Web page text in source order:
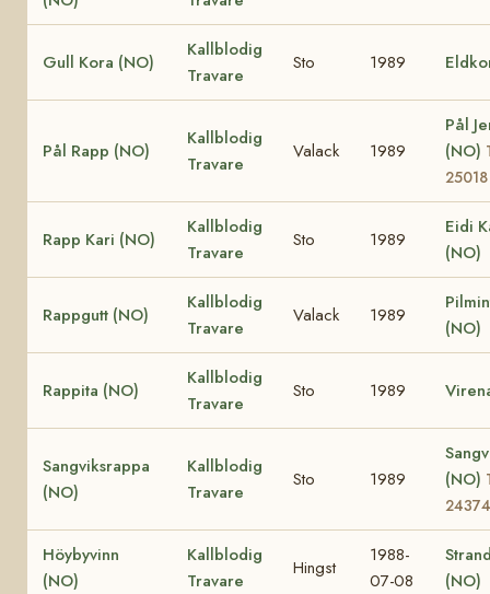
Gull Kora (NO)
Kallblodig
Travare
Sto 1989
Pål Rapp (NO)
Kallblodig
Travare
Valack 1989
Pål
(NO)
25018
Rapp Kari (NO)
Kallblodig
Travare
Sto 1989
Eidi
(NO)
Rappgutt (NO)
Kallblodig
Travare
Valack 1989
(NO)
Rappita (NO)
Kallblodig
Travare
Sto 1989
Sangviksrappa
(NO)
Kallblodig
Travare
Sto 1989
(NO)
24374
Höybyvinn
(NO)
Kallblodig
Travare
Hingst
1988-
07-08
(NO)